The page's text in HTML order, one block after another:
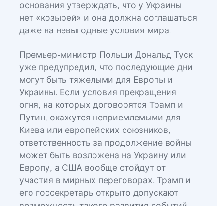
основания утверждать, что у Украины
нет «козырей» и она должна соглашаться
даже на невыгодные условия мира.
Премьер-министр Польши Дональд Туск
уже предупредил, что последующие дни
могут быть тяжелыми для Европы и
Украины. Если условия прекращения
огня, на которых договорятся Трамп и
Путин, окажутся неприемлемыми для
Киева или европейских союзников,
ответственность за продолжение войны
может быть возложена на Украину или
Европу, а США вообще отойдут от
участия в мирных переговорах. Трамп и
его госсекретарь открыто допускают